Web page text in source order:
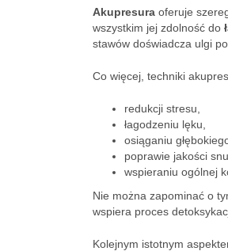
Akupresura oferuje
wszystkim jej zdolność do
stawów doświadcza ulgi
Co więcej, techniki
redukcji stresu,
łagodzeniu lęku,
osiąganiu
poprawie jakości snu,
wspieraniu ogólnej
Nie można zapominać o
wspiera proces
Kolejnym istotnym